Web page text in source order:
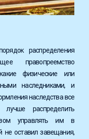
распределения
правопреемство
физические или
наследниками, и
наследства все
распределить
управлять им в
не оставил завещания,